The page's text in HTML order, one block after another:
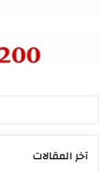
آخر المقالات